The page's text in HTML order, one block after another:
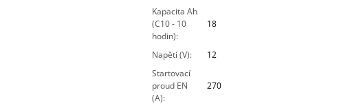
Kapacita Ah
(C10 - 10
hodin):
18
Napětí (V):
12
Startovací
proud EN
(A):
270